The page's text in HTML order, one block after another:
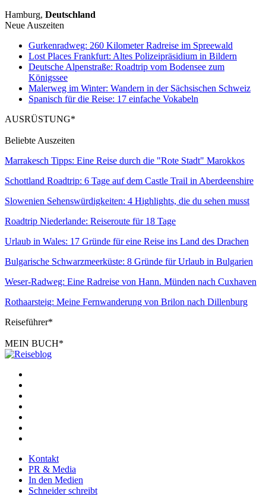
Hamburg, Deutschland
Neue Auszeiten
Gurkenradweg: 260 Kilometer Radreise im Spreewald
Lost Places Frankfurt: Altes Polizeipräsidium in Bildern
Deutsche Alpenstraße: Roadtrip vom Bodensee zum
Königssee
Malerweg im Winter: Wandern in der Sächsischen Schweiz
Spanisch für die Reise: 17 einfache Vokabeln
AUSRÜSTUNG*
Beliebte Auszeiten
Marrakesch Tipps: Eine Reise durch die "Rote Stadt" Marokkos
Schottland Roadtrip: 6 Tage auf dem Castle Trail in Aberdeenshire
Slowenien Sehenswürdigkeiten: 4 Highlights, die du sehen musst
Roadtrip Niederlande: Reiseroute für 18 Tage
Urlaub in Wales: 17 Gründe für eine Reise ins Land des Drachen
Bulgarische Schwarzmeerküste: 8 Gründe für Urlaub in Bulgarien
Weser-Radweg: Eine Radreise von Hann. Münden nach Cuxhaven
Rothaarsteig: Meine Fernwanderung von Brilon nach Dillenburg
Reiseführer*
MEIN BUCH*
Kontakt
PR & Media
In den Medien
Schneider schreibt